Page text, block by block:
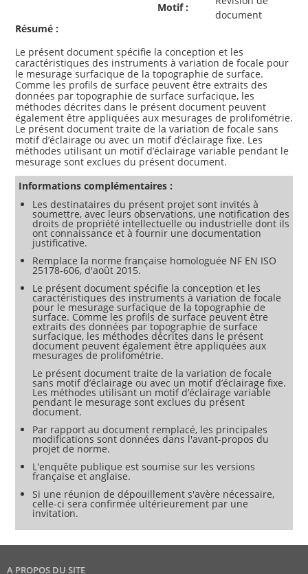
Motif :
document
Résumé :
Le présent document spécifie la conception et les
caractéristiques des instruments à variation de focale pour
le mesurage surfacique de la topographie de surface.
Comme les profils de surface peuvent être extraits des
données par topographie de surface surfacique, les
méthodes décrites dans le présent document peuvent
également être appliquées aux mesurages de prolifométrie.
Le présent document traite de la variation de focale sans
motif d’éclairage ou avec un motif d’éclairage fixe. Les
méthodes utilisant un motif d’éclairage variable pendant le
Informations complémentaires :
Les destinataires du présent projet sont invités à
soumettre, avec leurs observations, une notification des
droits de propriété intellectuelle ou industrielle dont ils
ont connaissance et à fournir une documentation
justificative.
Remplace la norme française homologuée NF EN ISO
25178-606, d'août 2015.
Le présent document spécifie la conception et les
caractéristiques des instruments à variation de focale
pour le mesurage surfacique de la topographie de
surface. Comme les profils de surface peuvent être
extraits des données par topographie de surface
surfacique, les méthodes décrites dans le présent
document peuvent également être appliquées aux
mesurages de prolifométrie.
Le présent document traite de la variation de focale
sans motif d’éclairage ou avec un motif d’éclairage fixe.
Les méthodes utilisant un motif d’éclairage variable
pendant le mesurage sont exclues du présent
document.
Par rapport au document remplacé, les principales
modifications sont données dans l'avant-propos du
projet de norme.
L'enquête publique est soumise sur les versions
française et anglaise.
Si une réunion de dépouillement s'avère nécessaire,
celle-ci sera confirmée ultérieurement par une
invitation.
A PROPOS DU SITE